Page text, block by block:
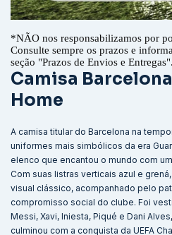
*NÃO nos responsabilizamos por
Consulte sempre os prazos e
seção "Prazos de Envios e Entregas".
Camisa
Home
A camisa titular do Barcelona na
uniformes mais simbólicos da era
elenco que encantou o mundo com
Com suas listras verticais azul e
visual clássico, acompanhado pelo
compromisso social do clube. Foi
Messi, Xavi, Iniesta, Piqué e Dani
culminou com a conquista da UEFA